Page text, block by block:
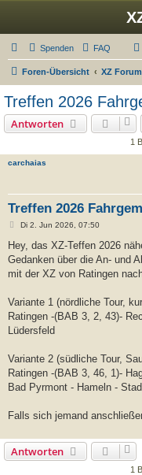
Spenden FAQ
Foren-Übersicht XZ
Treffen 2026
Antworten
1
carchaias
Treffen 2026
B
i
r
a
Di 2. Jun 2026, 07:50
Hey, das XZ-Teffen 2026
Gedanken über die An- und
mit der XZ von Ratingen
Variante 1 (nördliche Tour,
Ratingen -(BAB 3, 2, 43)-
Lüdersfeld
Variante 2 (südliche Tour,
Ratingen -(BAB 3, 46, 1)-
Bad Pyrmont - Hameln -
Falls sich jemand
Antworten
1